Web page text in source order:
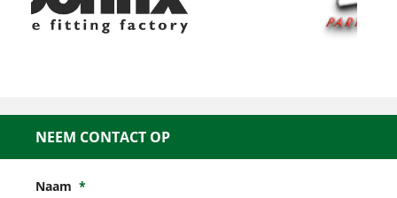
NEEM CONTACT OP
Naam *